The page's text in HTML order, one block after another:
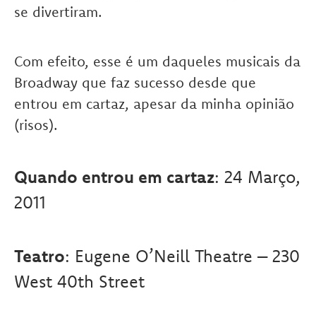
se divertiram.
Com efeito, esse é um daqueles musicais da
Broadway que faz sucesso desde que
entrou em cartaz, apesar da minha opinião
(risos).
Quando entrou em cartaz: 24 Março,
2011
Teatro: Eugene O’Neill Theatre – 230
West 40th Street